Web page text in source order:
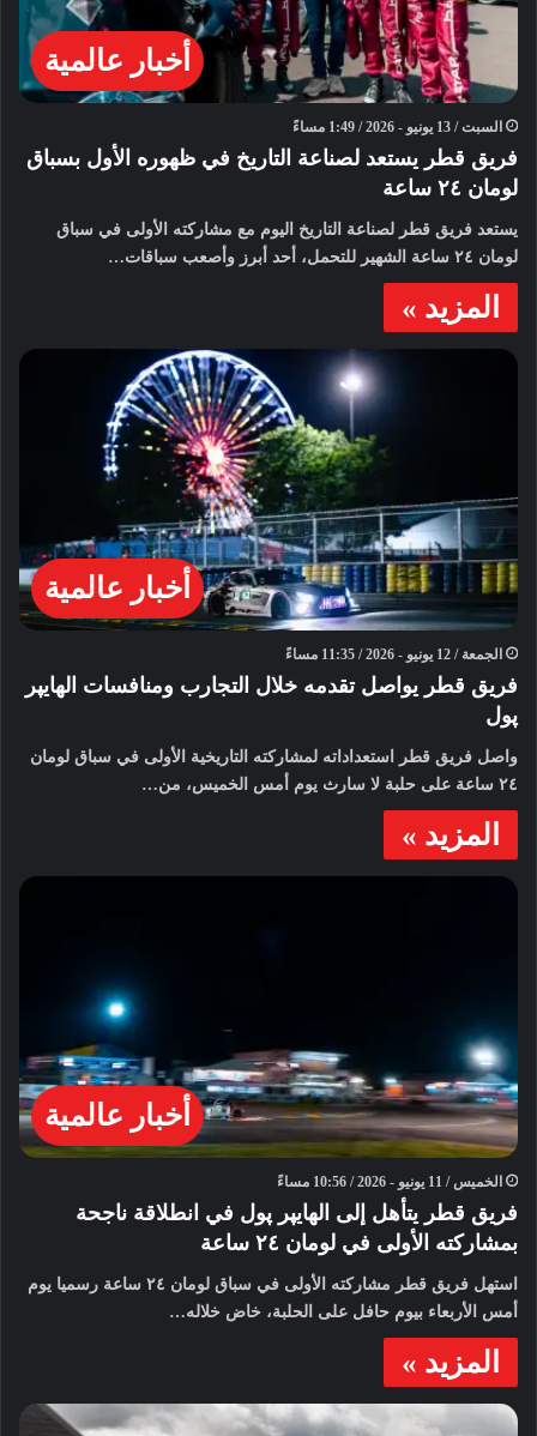
أخبار عالمية
السبت / 13 يونيو - 2026 / 1:49 مساءً
فريق قطر يستعد لصناعة التاريخ في ظهوره الأول بسباق
لومان ٢٤ ساعة
يستعد فريق قطر لصناعة التاريخ اليوم مع مشاركته الأولى في سباق
لومان ٢٤ ساعة الشهير للتحمل، أحد أبرز وأصعب سباقات…
المزيد »
أخبار عالمية
الجمعة / 12 يونيو - 2026 / 11:35 مساءً
فريق قطر يواصل تقدمه خلال التجارب ومنافسات الهايپر
پول
واصل فريق قطر استعداداته لمشاركته التاريخية الأولى في سباق لومان
٢٤ ساعة على حلبة لا سارث يوم أمس الخميس، من…
المزيد »
أخبار عالمية
الخميس / 11 يونيو - 2026 / 10:56 مساءً
فريق قطر يتأهل إلى الهايپر پول في انطلاقة ناجحة
بمشاركته الأولى في لومان ٢٤ ساعة
استهل فريق قطر مشاركته الأولى في سباق لومان ٢٤ ساعة رسميا يوم
أمس الأربعاء بيوم حافل على الحلبة، خاض خلاله…
المزيد »